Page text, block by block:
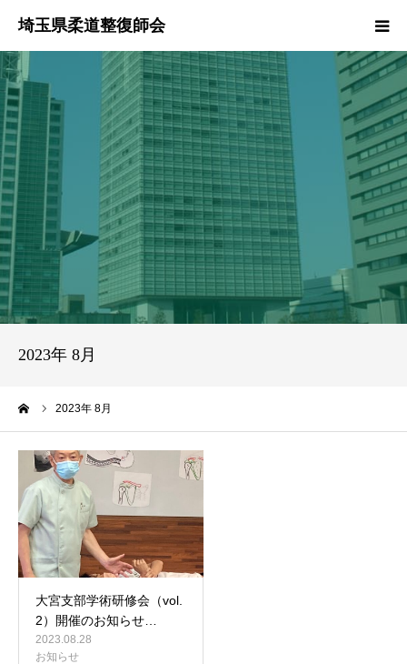
2023年 8月
2023年 8月
大宮支部学術研修会（vol.
2）開催のお知らせ…
2023.08.28
お知らせ
本会のご紹介
情報公開
柔道整復師とは
接骨院・整骨院検索